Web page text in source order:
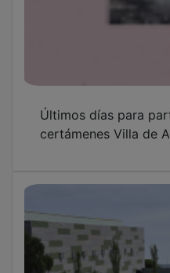
Últimos días para
certámenes Villa de